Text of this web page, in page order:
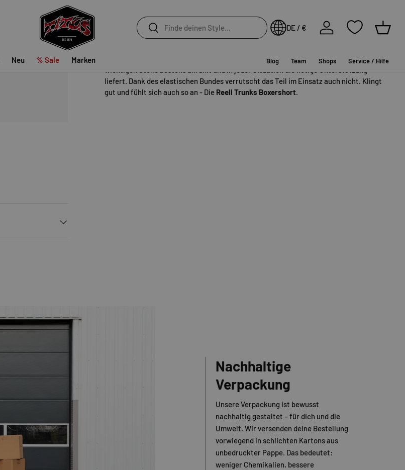
Suchen
Suchen DE / €
Einloggen
Neu % Sale Marken Blog Team Shops Service / Hilfe
Wie angegossen - DieReell Trunks Boxershort
liefern euch die Jungs von Reell mit dieser lässigen Unterbuxe, die sich an jeder
liefert. Dank des elastischen Bundes verrutscht das Teil im Einsatz auch nicht. Klingt
gut und fühlt sich auch so an - Die Reell Trunks Boxershort.
Nachhaltige
Verpackung
Unsere Verpackung ist bewusst
nachhaltig gestaltet – für dich und die
Umwelt. Wir versenden deine Bestellung
vorwiegend in schlichten Kartons aus
unbedruckter Pappe. Das bedeutet:
weniger Chemikalien, bessere